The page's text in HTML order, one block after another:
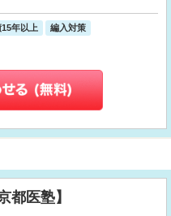
年以上
編入対策
都医塾】